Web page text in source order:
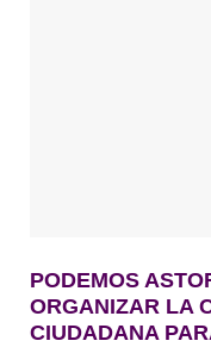
PODEMOS
ORGANIZAR LA
CIUDADANA